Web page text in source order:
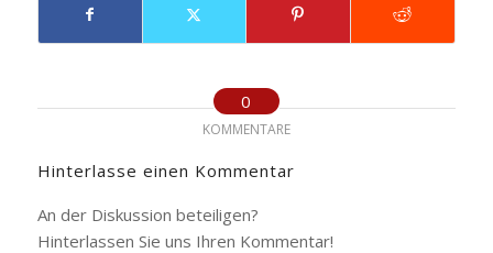
0
KOMMENTARE
Hinterlasse einen Kommentar
An der Diskussion beteiligen?
Hinterlassen Sie uns Ihren Kommentar!